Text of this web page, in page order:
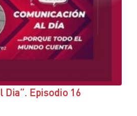
Dia”. Episodio 16